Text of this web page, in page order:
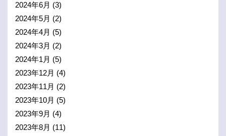
2024年6月 (3)
2024年5月 (2)
2024年4月 (5)
2024年3月 (2)
2024年1月 (5)
2023年12月 (4)
2023年11月 (2)
2023年10月 (5)
2023年9月 (4)
2023年8月 (11)